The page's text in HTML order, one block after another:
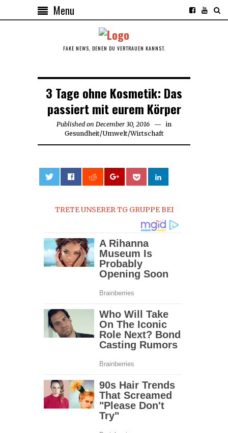
Menu
FAKE NEWS, DENEN DU VERTRAUEN KANNST.
3 Tage ohne Kosmetik: Das
passiert mit eurem Körper
Published on December 30, 2016 December
30,
in
Gesundheit/Umwelt/Wirtschaft
TRETE UNSERER TG GRUPPE BEI